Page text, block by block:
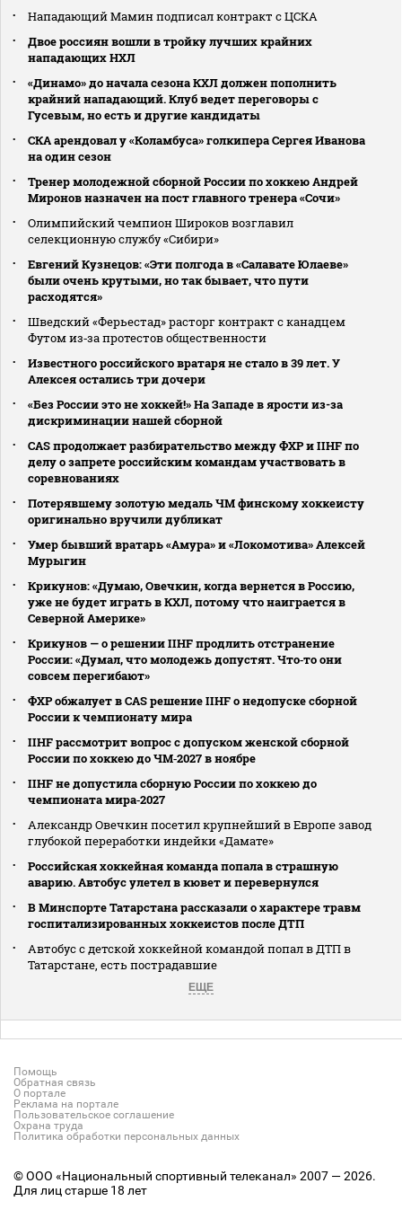
Нападающий Мамин подписал контракт с ЦСКА
Двое россиян вошли в тройку лучших крайних
нападающих НХЛ
«Динамо» до начала сезона КХЛ должен пополнить
крайний нападающий. Клуб ведет переговоры с
Гусевым, но есть и другие кандидаты
СКА арендовал у «Коламбуса» голкипера Сергея Иванова
на один сезон
Тренер молодежной сборной России по хоккею Андрей
Миронов назначен на пост главного тренера «Сочи»
Олимпийский чемпион Широков возглавил
селекционную службу «Сибири»
Евгений Кузнецов: «Эти полгода в «Салавате Юлаеве»
были очень крутыми, но так бывает, что пути
расходятся»
Шведский «Ферьестад» расторг контракт с канадцем
Футом из‑за протестов общественности
Известного российского вратаря не стало в 39 лет. У
Алексея остались три дочери
«Без России это не хоккей!» На Западе в ярости из-за
дискриминации нашей сборной
CAS продолжает разбирательство между ФХР и IIHF по
делу о запрете российским командам участвовать в
соревнованиях
Потерявшему золотую медаль ЧМ финскому хоккеисту
оригинально вручили дубликат
Умер бывший вратарь «Амура» и «Локомотива» Алексей
Мурыгин
Крикунов: «Думаю, Овечкин, когда вернется в Россию,
уже не будет играть в КХЛ, потому что наиграется в
Северной Америке»
Крикунов — о решении IIHF продлить отстранение
России: «Думал, что молодежь допустят. Что‑то они
совсем перегибают»
ФХР обжалует в CAS решение IIHF о недопуске сборной
России к чемпионату мира
IIHF рассмотрит вопрос с допуском женской сборной
России по хоккею до ЧМ‑2027 в ноябре
IIHF не допустила сборную России по хоккею до
чемпионата мира‑2027
Александр Овечкин посетил крупнейший в Европе завод
глубокой переработки индейки «Дамате»
Российская хоккейная команда попала в страшную
аварию. Автобус улетел в кювет и перевернулся
В Минспорте Татарстана рассказали о характере травм
госпитализированных хоккеистов после ДТП
Автобус с детской хоккейной командой попал в ДТП в
Татарстане, есть пострадавшие
ЕЩЕ
Помощь
Обратная связь
О портале
Реклама на портале
Пользовательское соглашение
Охрана труда
Политика обработки персональных данных
© ООО «Национальный спортивный телеканал» 2007 — 2026.
Для лиц старше 18 лет